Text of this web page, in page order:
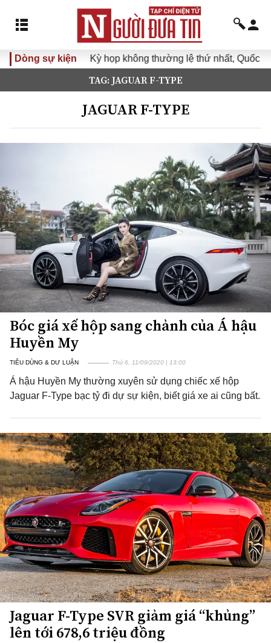
Dòng sự kiệnKỳ họp không thường lệ thứ nhất, Quốc hội
TAG: JAGUAR F-TYPE
JAGUAR F-TYPE
Bóc giá xế hộp sang chảnh của Á hậu
Huyền My
TIÊU DÙNG & DƯ LUẬN Thứ 6, 11/09/2020 | 13:00
Á hậu Huyền My thường xuyên sử dụng chiếc xế hộp
Jaguar F-Type bạc tỷ đi dự sự kiện, biết giá xe ai cũng bất.
Jaguar F-Type SVR giảm giá “khủng”
lên tới 678,6 triệu đồng